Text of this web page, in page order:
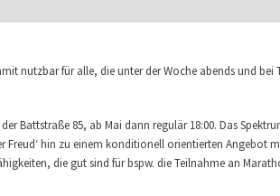
nutzbar für alle, die unter der Woche abends und bei
Battstraße 85, ab Mai dann regulär 18:00. Das
Freud‘ hin zu einem konditionell orientierten Angebot
die gut sind für bspw. die Teilnahme an